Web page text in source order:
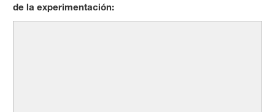
de la experimentación: